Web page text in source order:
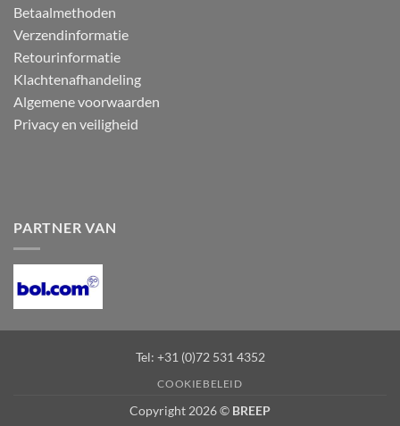
Betaalmethoden
Verzendinformatie
Retourinformatie
Klachtenafhandeling
Algemene voorwaarden
Privacy en veiligheid
PARTNER VAN
Tel: +31 (0)72 531 4352
COOKIEBELEID
Copyright 2026 © BREEP